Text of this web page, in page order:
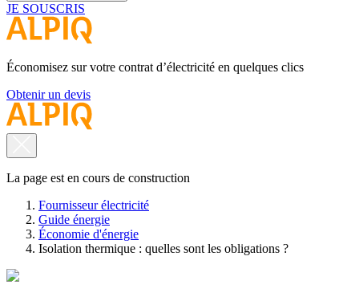
JE SOUSCRIS
Économisez sur votre contrat d’électricité en quelques clics
Obtenir un devis
La page est en cours de construction
Fournisseur électricité
Guide énergie
Économie d'énergie
Isolation thermique : quelles sont les obligations ?